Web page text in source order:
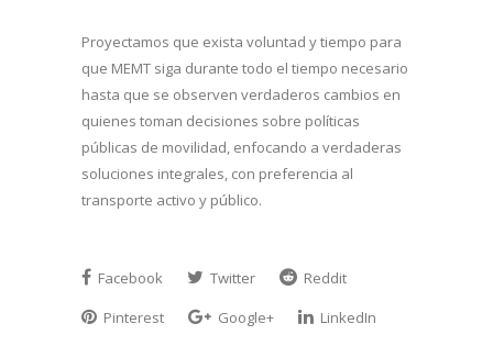
Proyectamos que exista voluntad y tiempo para
que MEMT siga durante todo el tiempo necesario
hasta que se observen verdaderos cambios en
quienes toman decisiones sobre políticas
públicas de movilidad, enfocando a verdaderas
soluciones integrales, con preferencia al
transporte activo y público.
Facebook Twitter
Reddit
Pinterest
Google+
LinkedIn